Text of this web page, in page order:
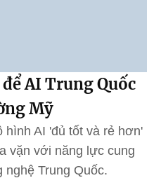
AI Trung Quốc
Mỹ
hình AI 'đủ tốt và rẻ hơn'
vặn với năng lực cung
nghệ Trung Quốc.